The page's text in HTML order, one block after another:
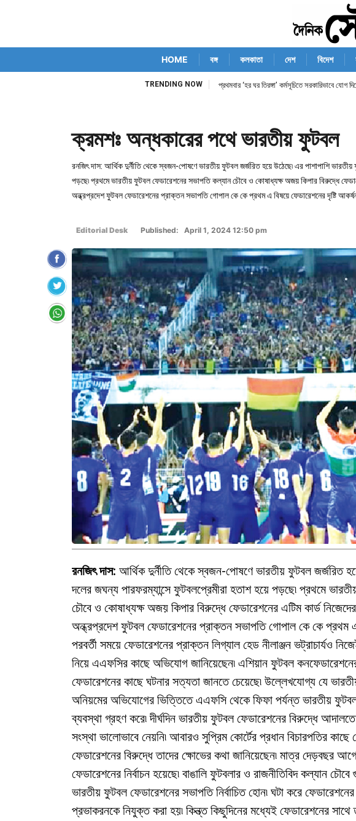
HOME বঙ্গ কলকাতা দেশ বিদেশ
TRENDING NOW প্রথমবার ‘হর ঘর তিরঙ্গা’ কর্মসূচিতে সরকারিভাবে যোগ
ক্রমশঃ অন্ধকারের পথে ভারতীয় ফুটবল
রনজিৎ দাস: আর্থিক দুর্নীতি থেকে স্বজন-পোষণে ভারতীয় ফুটবল জর্জরিত হয়ে উঠেছে৷ এর পাশাপাশি
পড়ছে৷ প্রথমে ভারতীয় ফুটবল ফেডারেশনের সভাপতি কল্যান চৌবে ও কোষাধ্যক্ষ অজয় কিপার বিরুদ্ধে
অন্ধ্রপ্রদেশ ফুটবল ফেডারেশনের প্রাক্তন সভাপতি গোপাল কে কে প্রথম এ বিষয়ে ফেডারেশনের দৃষ্টি
Editorial Desk Published: April 1, 2024 12:50 pm
রনজিৎ দাস: আর্থিক দুর্নীতি থেকে স্বজন-পোষণে ভারতীয় ফুটবল জর্জরিত
দলের জঘন্য পারফরম্যান্সে ফুটবলপ্রেমীরা হতাশ হয়ে পড়ছে৷ প্রথমে
চৌবে ও কোষাধ্যক্ষ অজয় কিপার বিরুদ্ধে ফেডারেশনের এটিম কার্ড
অন্ধ্রপ্রদেশ ফুটবল ফেডারেশনের প্রাক্তন সভাপতি গোপাল কে কে প্রথম এ
পরবর্তী সময়ে ফেডারেশনের প্রাক্তন লিগ্যাল হেড নীলাঞ্জন ভট্রাচার্যও
নিয়ে এএফসির কাছে অভিযোগ জানিয়েছেন৷ এশিয়ান ফুটবল
ফেডারেশনের কাছে ঘটনার সত্যতা জানতে চেয়েছে৷ উল্লেখযোগ্য যে
অনিয়মের অভিযোগের ভিত্তিতে এএফসি থেকে ফিফা পর্যন্ত ভারতীয়
ব্যবস্থা গ্রহণ করে৷ দীর্ঘদিন ভারতীয় ফুটবল ফেডারেশনের বিরুদ্ধে
সংস্থা ভালোভাবে নেয়নি৷ আবারও সুপ্রিম কোর্টের প্রধান বিচারপতির
ফেডারেশনের বিরুদ্ধে তাদের ক্ষোভের কথা জানিয়েছেন৷ মাত্র দেড়বছর
ফেডারেশনের নির্বাচন হয়েছে৷ বাঙালি ফুটবলার ও রাজনীতিবিদ কল্যান
ভারতীয় ফুটবল ফেডারেশনের সভাপতি নির্বাচিত হোন৷ ঘটা করে
প্রভাকরনকে নিযুক্ত করা হয়৷ কিন্ত্ত কিছুদিনের মধ্যেই ফেডারেশনের সাথে